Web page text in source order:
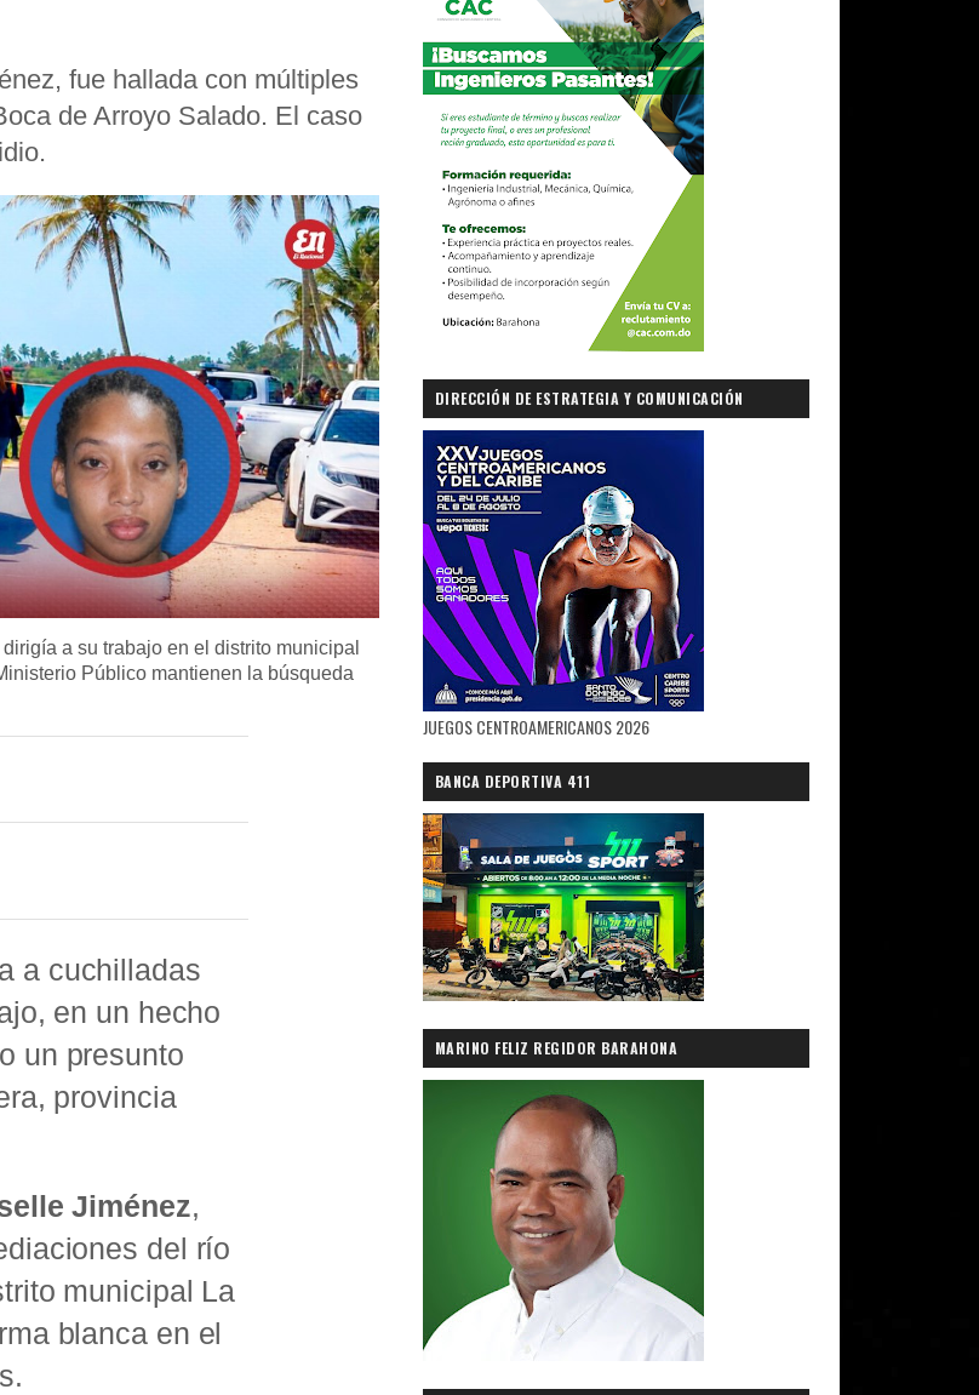
fue hallada con múltiples
de Arroyo Salado. El caso
a su trabajo en el distrito municipal
Público mantienen la búsqueda
a cuchilladas
en un hecho
un presunto
provincia
Jiménez,
del río
municipal La
blanca en el
DIRECCIÓN DE ESTRATEGIA Y COMUNICACIÓN
GUBERNAMENTAL
JUEGOS CENTROAMERICANOS 2026
BANCA DEPORTIVA 411
MARINO FELIZ REGIDOR BARAHONA